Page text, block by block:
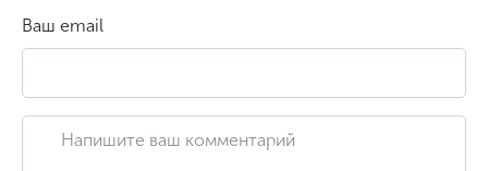
Ваш email